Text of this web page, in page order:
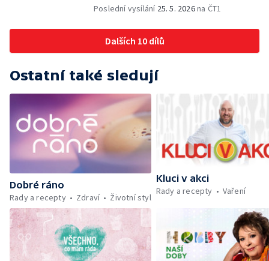
bezpečnosti dětí na inline bruslích - Petr
Zooterapie - praktické využití - Linda
Tinková — Pražské jaro - Klára Boudalová,
Marko Ivanović
Poslední vysílání 25. 5. 2026na ČT1
Dalších 10 dílů
Ostatní také sledují
Dobré ráno
Rady a recepty
Zdraví Životní styl
Kluci v akci
Rady a recepty
Vaření